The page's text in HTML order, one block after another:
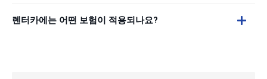
렌터카에는 어떤 보험이 적용되나요?